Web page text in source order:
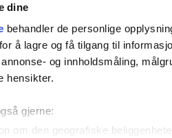
dine
behandler de personlige
å lagre og få tilgang til
og innholdsmåling,
hensikter.
gjerne:
om den geografiske